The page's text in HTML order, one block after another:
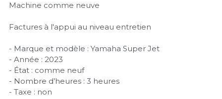
Machine comme neuve
Factures à l'appui au niveau entretien
- Marque et modèle : Yamaha Super Jet
- Année : 2023
- État : comme neuf
- Nombre d’heures : 3 heures
- Taxe : non